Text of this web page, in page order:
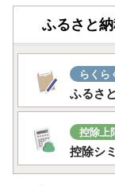
○ふるさと納税
セルは原則でき
等に誤りがない
す。
〇アイリスオー
・お礼の品をメ
日・店舗等の記
ふるさと
らくら
ふるさ
控除上
控除シ